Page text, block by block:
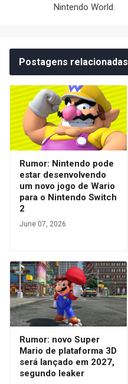
Nintendo World.
Postagens relacionadas
Rumor: Nintendo pode
estar desenvolvendo
um novo jogo de Wario
para o Nintendo Switch
2
June 07, 2026
Rumor: novo Super
Mario de plataforma 3D
será lançado em 2027,
segundo leaker